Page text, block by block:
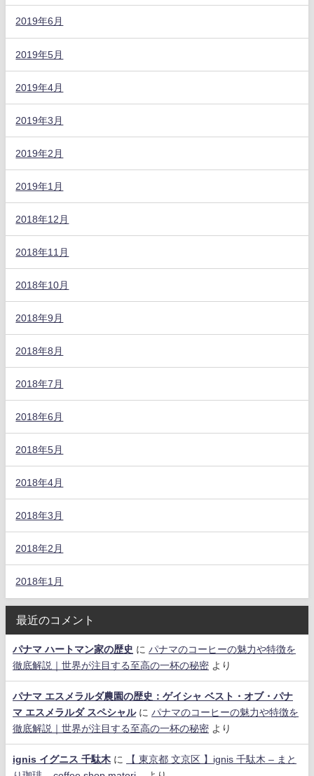
2019年6月
2019年5月
2019年4月
2019年3月
2019年2月
2019年1月
2018年12月
2018年11月
2018年10月
2018年9月
2018年8月
2018年7月
2018年6月
2018年5月
2018年4月
2018年3月
2018年2月
2018年1月
最近のコメント
パナマ ハートマン家の歴史 に パナマのコーヒーの魅力や特徴を
徹底解説｜世界が注目する至高の一杯の秘密 より
パナマ エスメラルダ農園の歴史：ゲイシャ ベスト・オブ・パナ
マ エスメラルダ スペシャルに パナマのコーヒーの魅力や特徴を
徹底解説｜世界が注目する至高の一杯の秘密 より
ignis イグニス 千駄木 に
【 東京都 文京区 】ignis 千駄木 – まと